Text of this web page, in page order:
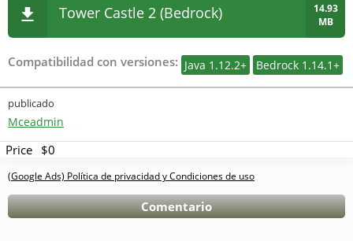
Tower Castle 2 (Bedrock)
14.93
MB
Compatibilidad con versiones: Java 1.12.2+ Bedrock 1.14.1+
publicado
Mceadmin
Price $0
(Google Ads) Política de privacidad y Condiciones de uso
Comentario